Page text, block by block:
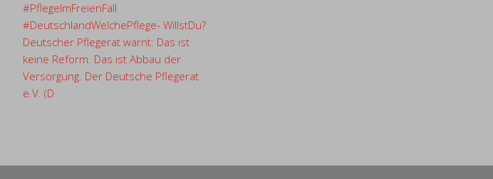
#PflegeImFreienFall
#DeutschlandWelchePflege- WillstDu?
Deutscher Pflegerat warnt: Das ist
keine Reform. Das ist Abbau der
Versorgung. Der Deutsche Pflegerat
e.V. (D